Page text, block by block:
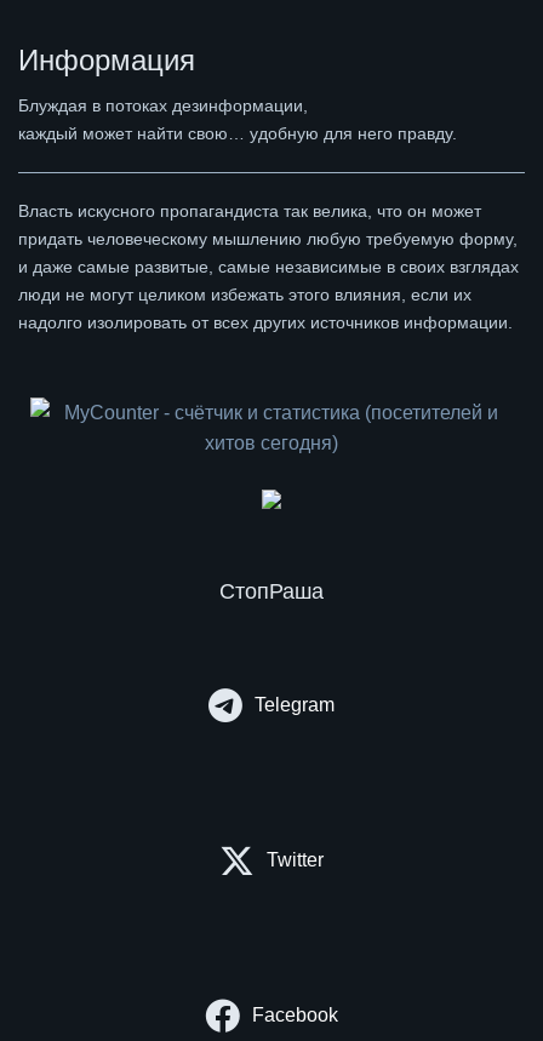
Информация
Блуждая в потоках дезинформации,
каждый может найти свою… удобную для него правду.
Власть искусного пропагандиста так велика, что он может
придать человеческому мышлению любую требуемую форму,
и даже самые развитые, самые независимые в своих взглядах
люди не могут целиком избежать этого влияния, если их
надолго изолировать от всех других источников информации.
СтопРаша
Telegram
Twitter
Facebook